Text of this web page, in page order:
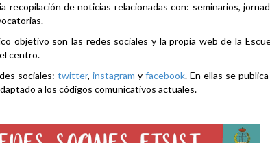
recopilación de noticias relacionadas con: seminarios,
objetivo son las redes sociales y la propia web de la
centro.
sociales: twitter, instagram y facebook. En ellas se
a los códigos comunicativos actuales.